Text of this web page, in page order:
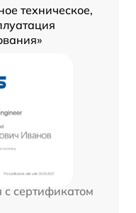
техническое,
сертификатом